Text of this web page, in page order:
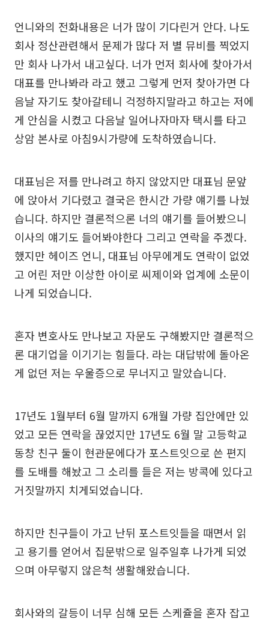
언니와의 전화내용은 너가 많이 기다린거 안다. 나도
회사 정산관련해서 문제가 많다 저 별 뮤비를 찍었지
만 회사 나가서 내고싶다. 너가 먼저 회사에 찾아가서
대표를 만나봐라 라고 했고 그렇게 먼저 찾아가면 다
음날 자기도 찾아갈테니 걱정하지말라고 하고는 저에
게 안심을 시켰고 다음날 일어나자마자 택시를 타고
상암 본사로 아침9시가량에 도착하였습니다.
대표님은 저를 만나려고 하지 않았지만 대표님 문앞
에 앉아서 기다렸고 결국은 한시간 가량 얘기를 나눴
습니다. 하지만 결론적으론 너의 얘기를 들어봤으니
이사의 얘기도 들어봐야한다 그리고 연락을 주겠다.
했지만 헤이즈 언니, 대표님 아무에게도 연락이 없었
고 어린 저만 이상한 아이로 씨제이와 업계에 소문이
나게 되었습니다.
혼자 변호사도 만나보고 자문도 구해봤지만 결론적으
론 대기업을 이기기는 힘들다. 라는 대답밖에 돌아온
게 없던 저는 우울증으로 무너지고 말았습니다.
17년도 1월부터 6월 말까지 6개월 가량 집안에만 있
었고 모든 연락을 끊었지만 17년도 6월 말 고등학교
동창 친구 둘이 현관문에다가 포스트잇으로 쓴 편지
를 도배를 해놨고 그 소리를 들은 저는 방콕에 있다고
거짓말까지 치게되었습니다.
하지만 친구들이 가고 난뒤 포스트잇들을 때면서 읽
고 용기를 얻어서 집문밖으로 일주일후 나가게 되었
으며 아무렇지 않은척 생활해왔습니다.
회사와의 갈등이 너무 심해 모든 스케쥴을 혼자 잡고